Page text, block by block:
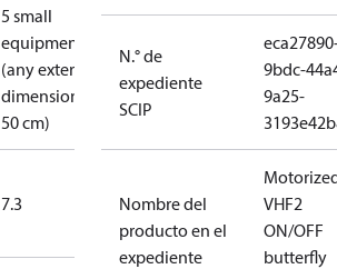
5 small
equipment
(any external
dimension <
50 cm)
7.3
N.° de
expediente
SCIP
9bdc-
9a25-
Nombre del
producto en el
expediente
VHF2
ON/OFF
butterfly